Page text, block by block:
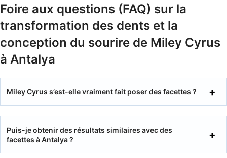
Foire aux questions (FAQ) sur la
transformation des dents et la
conception du sourire de Miley Cyrus
à Antalya
Miley Cyrus s’est-elle vraiment fait poser des facettes ?
Puis-je obtenir des résultats similaires avec des
facettes à Antalya ?